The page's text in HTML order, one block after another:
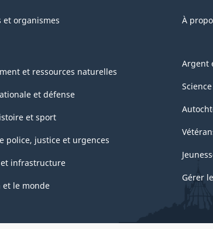
et organismes À
et ressources naturelles
et défense
et sport
police, justice et urgences
infrastructure
et le monde
Argent
Gérer